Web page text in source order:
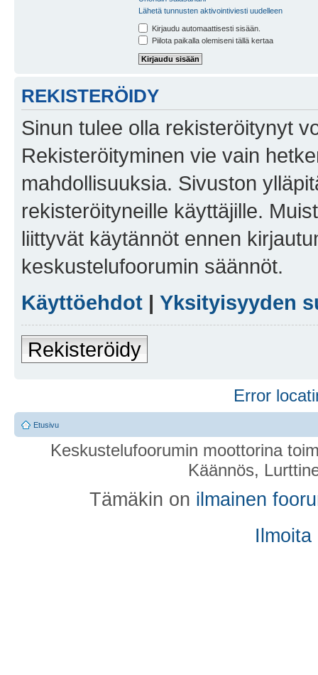
Lähetä tunnusten aktivointiviesti uudelleen
Kirjaudu automaattisesti sisään.
Piilota paikalla olemiseni tällä kertaa
REKISTERÖIDY
Sinun tulee olla rekisteröitynyt
Rekisteröityminen vie vain
mahdollisuuksia. Sivuston
rekisteröityneille käyttäjille.
liittyvät käytännöt ennen
keskustelufoorumin säännöt.
Käyttöehdot | Yksityisyyden
Rekisteröidy
Error
Etusivu
Keskustelufoorumin moottorina
Käännös,
Tämäkin on ilmainen